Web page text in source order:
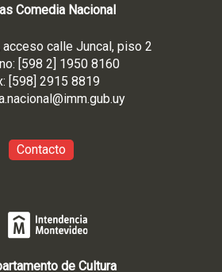
Comedia Nacional
calle Juncal, piso 2
[598 2] 1950 8160
[598] 2915 8819
.uy
Contacto
de Cultura